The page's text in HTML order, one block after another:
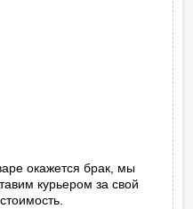
окажется брак, мы
курьером за свой